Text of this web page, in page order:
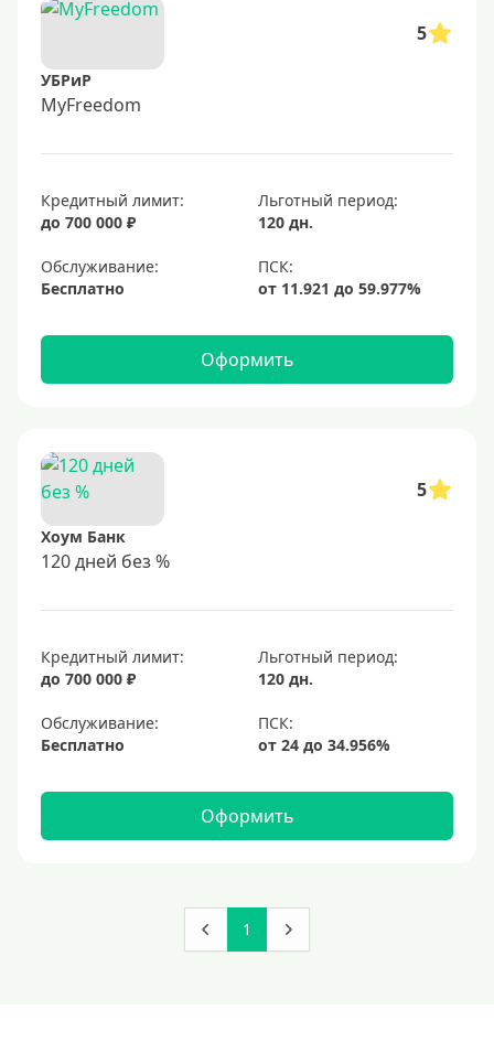
5
УБРиР
MyFreedom
Кредитный лимит:
до 700 000 ₽
Льготный период:
120 дн.
Обслуживание:
Бесплатно
Оформить
5
Хоум Банк
120 дней без %
Кредитный лимит:
до 700 000 ₽
Льготный период:
120 дн.
Обслуживание:
Бесплатно
Оформить
1